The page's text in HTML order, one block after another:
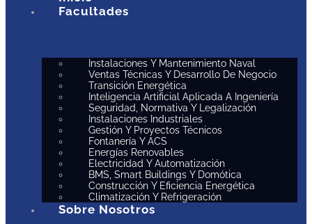
Facultades
Instalaciones Y Mantenimiento Naval
Ventas Técnicas Y Desarrollo De Negocio
Transición Energética
Inteligencia Artificial Aplicada A Ingeniería
Seguridad, Normativa Y Legalización
Instalaciones Industriales
Gestión Y Proyectos Técnicos
Fontanería Y ACS
Energías Renovables
Electricidad Y Automatización
BMS, Smart Buildings Y Domótica
Construcción Y Eficiencia Energética
Climatización Y Refrigeración
Sobre Nosotros